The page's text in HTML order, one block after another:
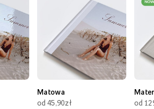
Matowa
od 45,90zł
od